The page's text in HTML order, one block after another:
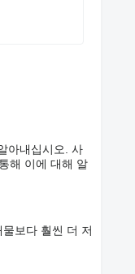
아내십시오. 사
해 이에 대해 알
보다 훨씬 더 저